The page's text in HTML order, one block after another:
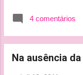
4 comentários
Na ausência